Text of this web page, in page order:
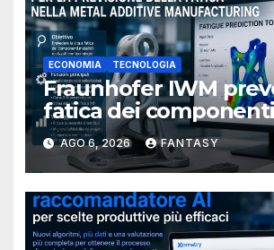
ECONOMIA TECNOLOGIA
Fraunhofer IWM
fatica dei componenti
metallici stampati in
AGO 6, 2026 FANTASY